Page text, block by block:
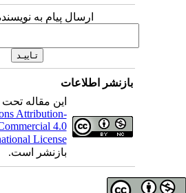
ارسال پیام به نویسنده مسئول
این مقاله تحت شرایطCreative
Commons Attribution-
NonCommercial 4.0
International Licenseقابل